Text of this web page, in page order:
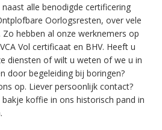
alle benodigde certificering
Oorlogsresten, over vele
Zo hebben al onze werknemers op
Vol certificaat en BHV. Heeft u
diensten of wilt u weten of we u in
door begeleiding bij boringen?
op. Liever persoonlijk contact?
koffie in ons historisch pand in
THE LANGUAGE